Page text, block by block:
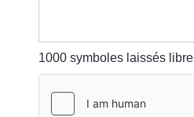
1000 symboles laissés